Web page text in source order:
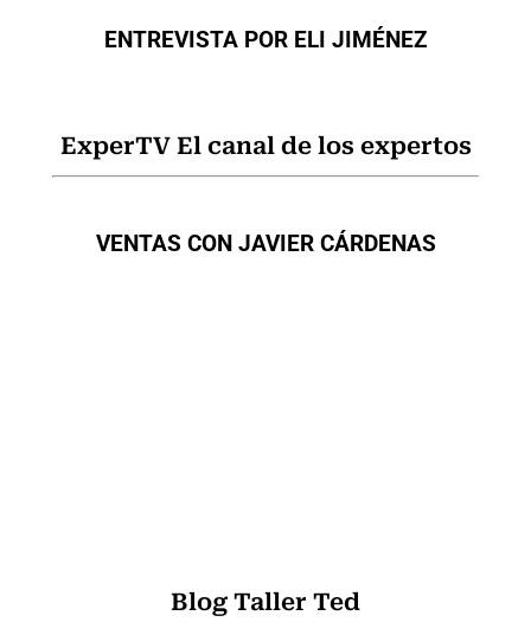
ENTREVISTA POR ELI JIMÉNEZ
ExperTV El canal de los expertos
VENTAS CON JAVIER CÁRDENAS
Blog Taller Ted